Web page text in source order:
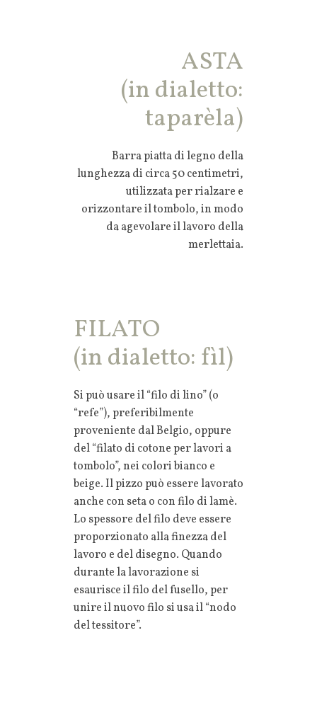
ASTA
(in dialetto:
taparèla)
Barra piatta di legno della
lunghezza di circa 50 centimetri,
utilizzata per rialzare e
orizzontare il tombolo, in modo
da agevolare il lavoro della
merlettaia.
FILATO
(in dialetto: fìl)
Si può usare il “filo di lino” (o
“refe”), preferibilmente
proveniente dal Belgio, oppure
del “filato di cotone per lavori a
tombolo”, nei colori bianco e
beige. Il pizzo può essere lavorato
anche con seta o con filo di lamè.
Lo spessore del filo deve essere
proporzionato alla finezza del
lavoro e del disegno. Quando
durante la lavorazione si
esaurisce il filo del fusello, per
unire il nuovo filo si usa il “nodo
del tessitore”.